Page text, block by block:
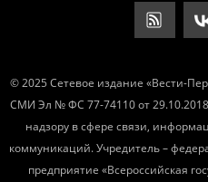
© 2025 Сетевое издание «Вести-
СМИ Эл № ФС 77-74110 от
надзору в сфере связи,
коммуникаций. Учредитель –
предприятие «Всероссийская